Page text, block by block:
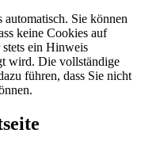
Sie können
keine Cookies auf
ein Hinweis
wird. Die vollständige
führen, dass Sie nicht